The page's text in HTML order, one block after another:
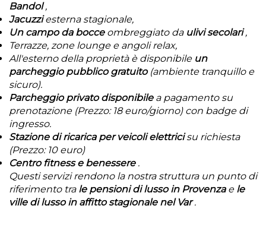
Bandol,
Jacuzziesterna stagionale,
Un campo da bocceombreggiato da ulivi secolari,
Terrazze, zone lounge e angoli relax,
All'esterno della proprietà è disponibile un
parcheggio pubblico gratuito(ambiente tranquillo e
sicuro).
Parcheggio privato disponibilea pagamento su
prenotazione (Prezzo: 18 euro/giorno) con badge di
ingresso.
Stazione di ricarica per veicoli elettricisu richiesta
(Prezzo: 10 euro)
Centro fitness e benessere.
Questi servizi rendono la nostra struttura un punto di
riferimento tra le pensioni di lusso in Provenzae le
ville di lusso in affitto stagionale nel Var.